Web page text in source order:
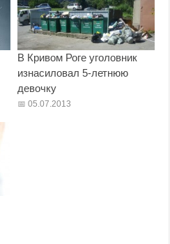
В Кривом Роге уголовник
изнасиловал 5-летнюю
девочку
05.07.2013